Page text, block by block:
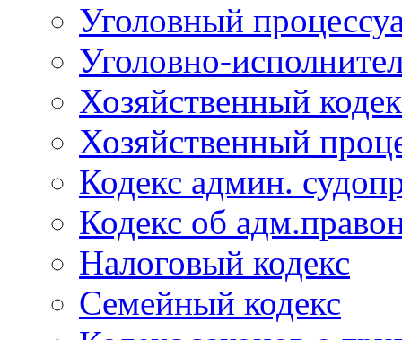
Уголовный
Уголовно-
Хозяйственный
Хозяйственный
Кодекс админ.
Кодекс об
Налоговый кодекс
Семейный кодекс